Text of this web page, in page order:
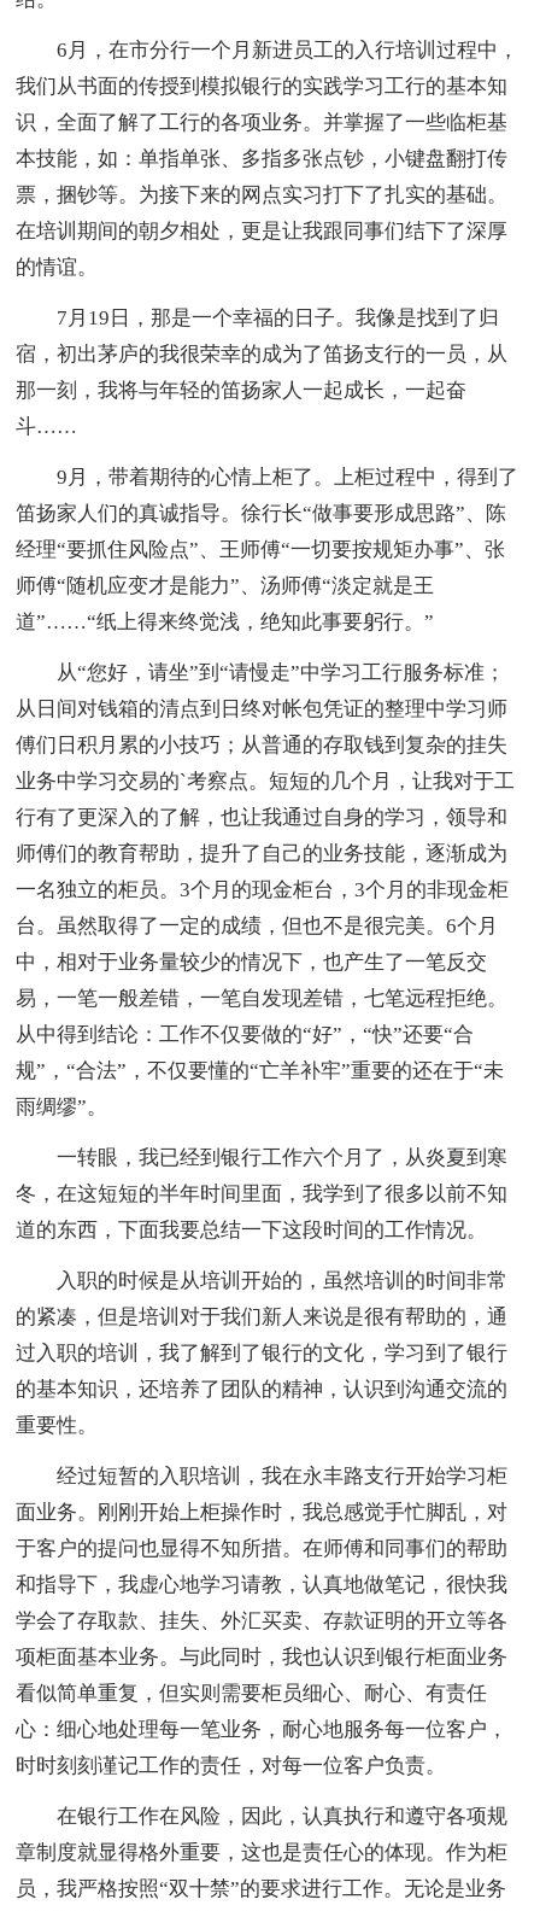
6月，在市分行一个月新进员工的入行培训过程中，
我们从书面的传授到模拟银行的实践学习工行的基本知
识，全面了解了工行的各项业务。并掌握了一些临柜基
本技能，如：单指单张、多指多张点钞，小键盘翻打传
票，捆钞等。为接下来的网点实习打下了扎实的基础。
在培训期间的朝夕相处，更是让我跟同事们结下了深厚
的情谊。
7月19日，那是一个幸福的日子。我像是找到了归
宿，初出茅庐的我很荣幸的成为了笛扬支行的一员，从
那一刻，我将与年轻的笛扬家人一起成长，一起奋
斗……
9月，带着期待的心情上柜了。上柜过程中，得到了
笛扬家人们的真诚指导。徐行长“做事要形成思路”、陈
经理“要抓住风险点”、王师傅“一切要按规矩办事”、张
师傅“随机应变才是能力”、汤师傅“淡定就是王
道”……“纸上得来终觉浅，绝知此事要躬行。”
从“您好，请坐”到“请慢走”中学习工行服务标准；
从日间对钱箱的清点到日终对帐包凭证的整理中学习师
傅们日积月累的小技巧；从普通的存取钱到复杂的挂失
业务中学习交易的`考察点。短短的几个月，让我对于工
行有了更深入的了解，也让我通过自身的学习，领导和
师傅们的教育帮助，提升了自己的业务技能，逐渐成为
一名独立的柜员。3个月的现金柜台，3个月的非现金柜
台。虽然取得了一定的成绩，但也不是很完美。6个月
中，相对于业务量较少的情况下，也产生了一笔反交
易，一笔一般差错，一笔自发现差错，七笔远程拒绝。
从中得到结论：工作不仅要做的“好”，“快”还要“合
规”，“合法”，不仅要懂的“亡羊补牢”重要的还在于“未
雨绸缪”。
一转眼，我已经到银行工作六个月了，从炎夏到寒
冬，在这短短的半年时间里面，我学到了很多以前不知
道的东西，下面我要总结一下这段时间的工作情况。
入职的时候是从培训开始的，虽然培训的时间非常
的紧凑，但是培训对于我们新人来说是很有帮助的，通
过入职的培训，我了解到了银行的文化，学习到了银行
的基本知识，还培养了团队的精神，认识到沟通交流的
重要性。
经过短暂的入职培训，我在永丰路支行开始学习柜
面业务。刚刚开始上柜操作时，我总感觉手忙脚乱，对
于客户的提问也显得不知所措。在师傅和同事们的帮助
和指导下，我虚心地学习请教，认真地做笔记，很快我
学会了存取款、挂失、外汇买卖、存款证明的开立等各
项柜面基本业务。与此同时，我也认识到银行柜面业务
看似简单重复，但实则需要柜员细心、耐心、有责任
心：细心地处理每一笔业务，耐心地服务每一位客户，
时时刻刻谨记工作的责任，对每一位客户负责。
在银行工作在风险，因此，认真执行和遵守各项规
章制度就显得格外重要，这也是责任心的体现。作为柜
员，我严格按照“双十禁”的要求进行工作。无论是业务